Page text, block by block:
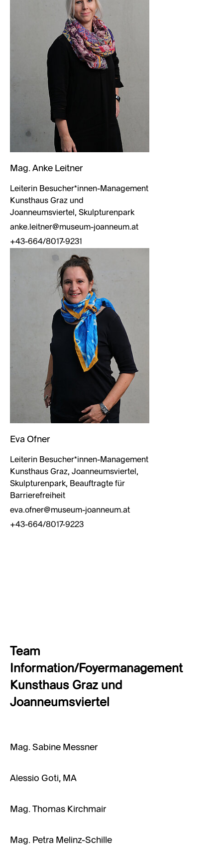
Mag. Anke Leitner
Leiterin Besucher*innen-Management
Kunsthaus Graz und
Joanneumsviertel, Skulpturenpark
anke.leitner@museum-joanneum.at
+43-664/8017-9231
Eva Ofner
Leiterin Besucher*innen-Management
Kunsthaus Graz, Joanneumsviertel,
Skulpturenpark, Beauftragte für
Barrierefreiheit
eva.ofner@museum-joanneum.at
+43-664/8017-9223
Team
Information/Foyermanagement
Kunsthaus Graz und
Joanneumsviertel
Mag. Sabine Messner
Alessio Goti, MA
Mag. Thomas Kirchmair
Mag. Petra Melinz-Schille